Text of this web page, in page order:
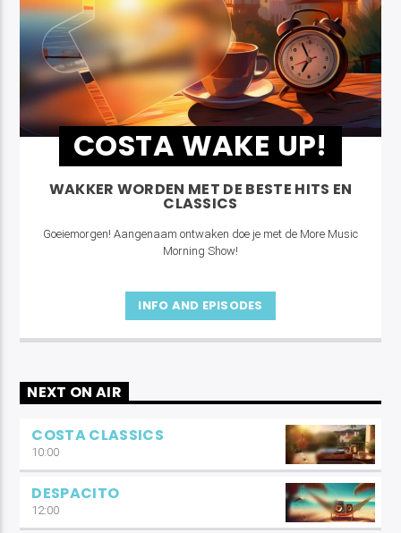
COSTA WAKE UP!
WAKKER WORDEN MET DE BESTE HITS EN
CLASSICS
Goeiemorgen! Aangenaam ontwaken doe je met de More Music
Morning Show!
INFO AND EPISODES
NEXT ON AIR
COSTA CLASSICS
10:00
DESPACITO
12:00